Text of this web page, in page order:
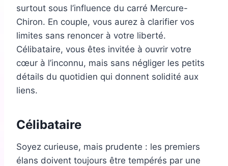
surtout sous l’influence du carré Mercure-
Chiron. En couple, vous aurez à clarifier vos
limites sans renoncer à votre liberté.
Célibataire, vous êtes invitée à ouvrir votre
cœur à l’inconnu, mais sans négliger les petits
détails du quotidien qui donnent solidité aux
liens.
Célibataire
Soyez curieuse, mais prudente : les premiers
élans doivent toujours être tempérés par une